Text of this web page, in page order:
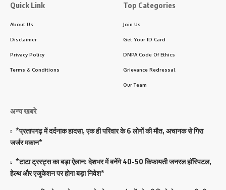
Quick Link
About Us
Disclaimer
Privacy Policy
Terms & Conditions
Top Categories
Join Us
Get Your ID Card
DNPA Code Of Ethics
Grievance Redressal
Our Team
अन्य खबरे
*प्रतापगढ़ में दर्दनाक हादसा, एक ही परिवार के 6 लोगों की मौत, अचानक से गिरा
जर्जर मकान*
*टाटा ट्रस्ट्स का बड़ा ऐलान: देशभर में बनेंगे 40-50 किफायती जनरल हॉस्पिटल,
हेल्थ और एजुकेशन पर होगा बड़ा निवेश*